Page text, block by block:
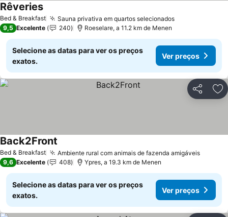
Bed & Breakfast Sauna privativa em quartos selecionadosVer preços
RêveriesVer preços
9,5 Excelente 240 Roeselare, a 11.2 km de Menen
Selecione as datas para ver os preços
exatos.
Ver preços
Partilhar
Bed & Breakfast Ambiente rural com animais de fazenda amigáveisVer
Back2Front
9,6 Excelente 408 Ypres, a 19.3 km de Menen
Selecione as datas para ver os preços
exatos.
Ver preços